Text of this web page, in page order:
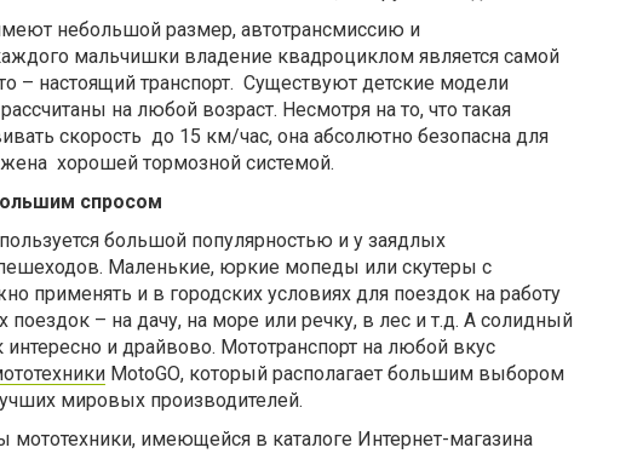
небольшой размер, автотрансмиссию и
мальчишки владение квадроциклом является самой
– настоящий транспорт. Существуют детские модели
на любой возраст. Несмотря на то, что такая
скорость до 15 км/час, она абсолютно безопасна для
хорошей тормозной системой.
спросом
большой популярностью и у заядлых
Маленькие, юркие мопеды или скутеры с
применять и в городских условиях для поездок на работу
поездок – на дачу, на море или речку, в лес и т.д. А солидный
интересно и драйвово. Мототранспорт на любой вкус
MotoGO, который располагает большим выбором
мировых производителей.
имеющейся в каталоге Интернет-магазина